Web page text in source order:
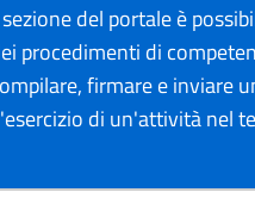
del portale è
procedimenti di
firmare e inviare
di un'attività nel